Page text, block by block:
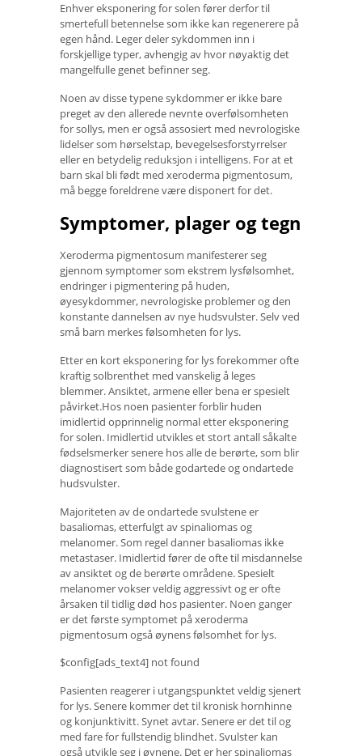
Enhver eksponering for solen fører derfor til
smertefull betennelse som ikke kan regenerere på
egen hånd. Leger deler sykdommen inn i
forskjellige typer, avhengig av hvor nøyaktig det
mangelfulle genet befinner seg.
Noen av disse typene sykdommer er ikke bare
preget av den allerede nevnte overfølsomheten
for sollys, men er også assosiert med nevrologiske
lidelser som hørselstap, bevegelsesforstyrrelser
eller en betydelig reduksjon i intelligens. For at et
barn skal bli født med xeroderma pigmentosum,
må begge foreldrene være disponert for det.
Symptomer, plager og tegn
Xeroderma pigmentosum manifesterer seg
gjennom symptomer som ekstrem lysfølsomhet,
endringer i pigmentering på huden,
øyesykdommer, nevrologiske problemer og den
konstante dannelsen av nye hudsvulster. Selv ved
små barn merkes følsomheten for lys.
Etter en kort eksponering for lys forekommer ofte
kraftig solbrenthet med vanskelig å leges
blemmer. Ansiktet, armene eller bena er spesielt
påvirket.Hos noen pasienter forblir huden
imidlertid opprinnelig normal etter eksponering
for solen. Imidlertid utvikles et stort antall såkalte
fødselsmerker senere hos alle de berørte, som blir
diagnostisert som både godartede og ondartede
hudsvulster.
Majoriteten av de ondartede svulstene er
basaliomas, etterfulgt av spinaliomas og
melanomer. Som regel danner basaliomas ikke
metastaser. Imidlertid fører de ofte til misdannelse
av ansiktet og de berørte områdene. Spesielt
melanomer vokser veldig aggressivt og er ofte
årsaken til tidlig død hos pasienter. Noen ganger
er det første symptomet på xeroderma
pigmentosum også øynens følsomhet for lys.
$config[ads_text4] not found
Pasienten reagerer i utgangspunktet veldig sjenert
for lys. Senere kommer det til kronisk hornhinne
og konjunktivitt. Synet avtar. Senere er det til og
med fare for fullstendig blindhet. Svulster kan
også utvikle seg i øynene. Det er her spinaliomas